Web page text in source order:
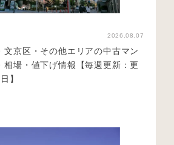
2026.08.07
文京区・その他エリアの中古マン
相場・値下げ情報【毎週更新：更
】